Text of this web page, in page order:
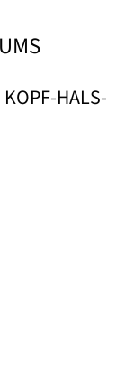
HALS-